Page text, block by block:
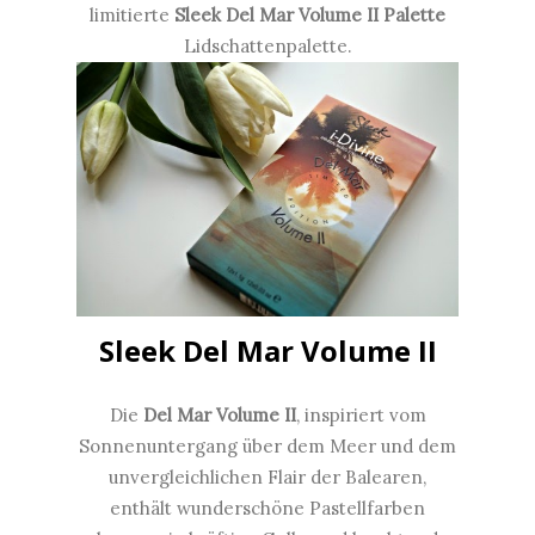
limitierte Sleek Del Mar Volume II Palette
Lidschattenpalette.
Sleek Del Mar Volume II
Die Del Mar Volume II, inspiriert vom
Sonnenuntergang über dem Meer und dem
unvergleichlichen Flair der Balearen,
enthält wunderschöne Pastellfarben